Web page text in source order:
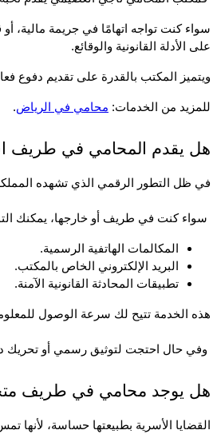
على الأدلة القانونية والوقائع.
ويتميز المكتب بالقدرة على تقديم دفوع
للمزيد من الخدمات: محامي في الرياض.
هل يقدم المحامي في طريف
في ظل التطور الرقمي الذي تشهده
المكالمات الهاتفية الرسمية.
البريد الإلكتروني الخاص بالمكتب.
تطبيقات المحادثة القانونية الآمنة.
هذه الخدمة تتيح لك سرعة الوصول
هل يوجد محامي في طريف
القضايا الأسرية بطبيعتها حساسة،